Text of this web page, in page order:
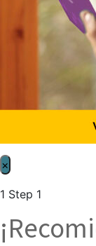
×
1 Step 1